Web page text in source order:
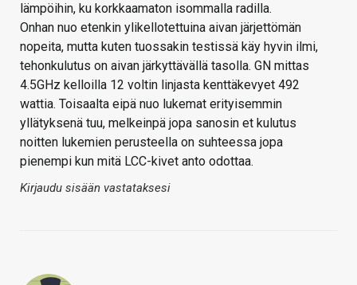
lämpöihin, ku korkkaamaton isommalla radilla.
Onhan nuo etenkin ylikellotettuina aivan järjettömän
nopeita, mutta kuten tuossakin testissä käy hyvin ilmi,
tehonkulutus on aivan järkyttävällä tasolla. GN mittas
4.5GHz kelloilla 12 voltin linjasta kenttäkevyet 492
wattia. Toisaalta eipä nuo lukemat erityisemmin
yllätyksenä tuu, melkeinpä jopa sanosin et kulutus
noitten lukemien perusteella on suhteessa jopa
pienempi kun mitä LCC-kivet anto odottaa.
Kirjaudu sisään vastataksesi